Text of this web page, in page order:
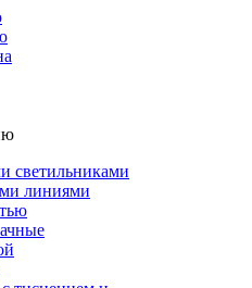
светильниками
линиями